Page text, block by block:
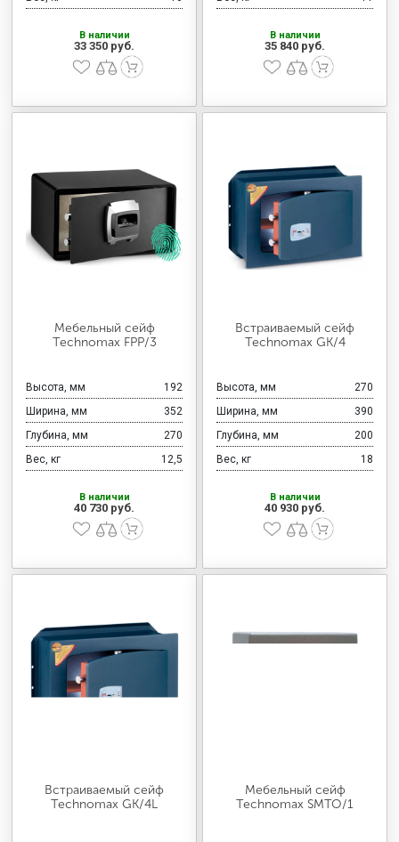
В наличии
33 350 руб.
В наличии
35 840 руб.
Мебельный сейф
Technomax FPP/3
Высота, мм
192
Ширина, мм
352
Глубина, мм
270
Вес, кг
12,5
В наличии
40 730 руб.
Встраиваемый сейф
Technomax GK/4
Высота, мм
270
Ширина, мм
390
Глубина, мм
200
Вес, кг
18
В наличии
40 930 руб.
Встраиваемый сейф
Technomax GK/4L
Мебельный сейф
Technomax SMTO/1